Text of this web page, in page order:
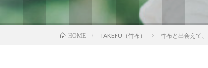
HOME TAKEFU（竹布） 竹布と出会えて